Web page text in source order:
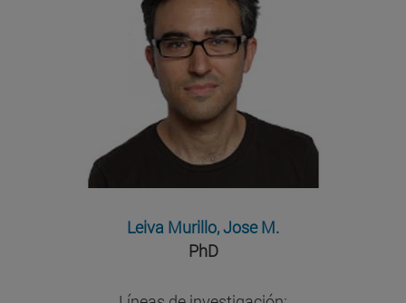
Leiva Murillo, Jose M.
PhD